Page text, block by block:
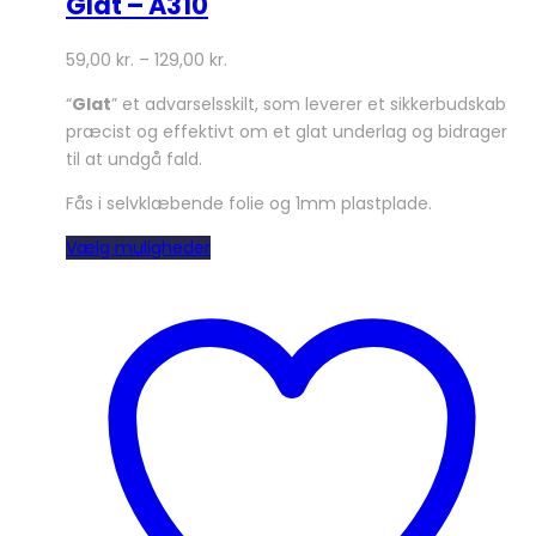
59,00 kr. – 129,00 kr.
“Glat” et advarselsskilt, som leverer et sikkerbudskab
præcist og effektivt om et glat underlag og bidrager
til at undgå fald.
Fås i selvklæbende folie og 1mm plastplade.
Vælg mulighederDette
flere
varianter.
Mulighederne